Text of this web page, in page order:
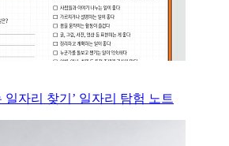
일자리 찾기’ 일자리 탐험 노트